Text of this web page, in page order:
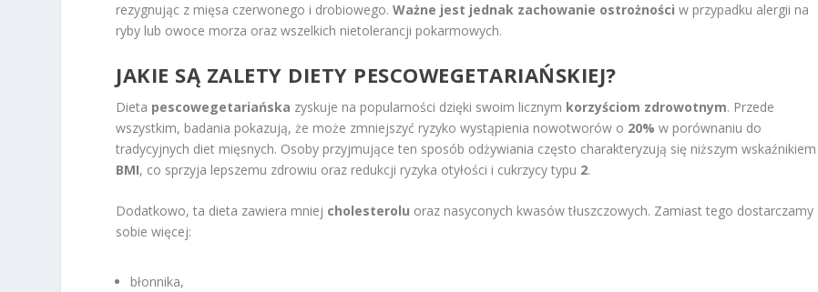
rezygnując z mięsa czerwonego i drobiowego.Ważne jest jednak zachowanie ostrożności w przypadku alergii na
ryby lub owoce morza oraz wszelkich nietolerancji pokarmowych.
JAKIE SĄ ZALETY DIETY PESCOWEGETARIAŃSKIEJ?
Dieta pescowegetariańska zyskuje na popularności dzięki swoim licznym korzyściom zdrowotnym. Przede
wszystkim, badania pokazują, że może zmniejszyć ryzyko wystąpienia nowotworów o 20% w porównaniu do
tradycyjnych diet mięsnych. Osoby przyjmujące ten sposób odżywiania często charakteryzują się niższym wskaźnikiem
BMI, co sprzyja lepszemu zdrowiu oraz redukcji ryzyka otyłości i cukrzycy typu 2.
Dodatkowo, ta dieta zawiera mniej cholesterolu oraz nasyconych kwasów tłuszczowych. Zamiast tego dostarczamy
sobie więcej:
błonnika,